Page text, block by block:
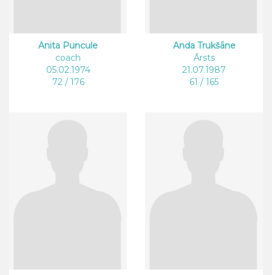
Anita Puncule
coach
05.02.1974
72 / 176
Anda Trukšāne
Ārsts
21.07.1987
61 / 165